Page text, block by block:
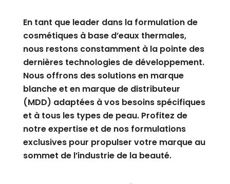
En tant que leader dans la formulation de
cosmétiques à base d’eaux thermales,
nous restons constamment à la pointe des
dernières technologies de développement.
Nous offrons des solutions en marque
blanche et en marque de distributeur
(MDD) adaptées à vos besoins spécifiques
et à tous les types de peau. Profitez de
notre expertise et de nos formulations
exclusives pour propulser votre marque au
sommet de l’industrie de la beauté.